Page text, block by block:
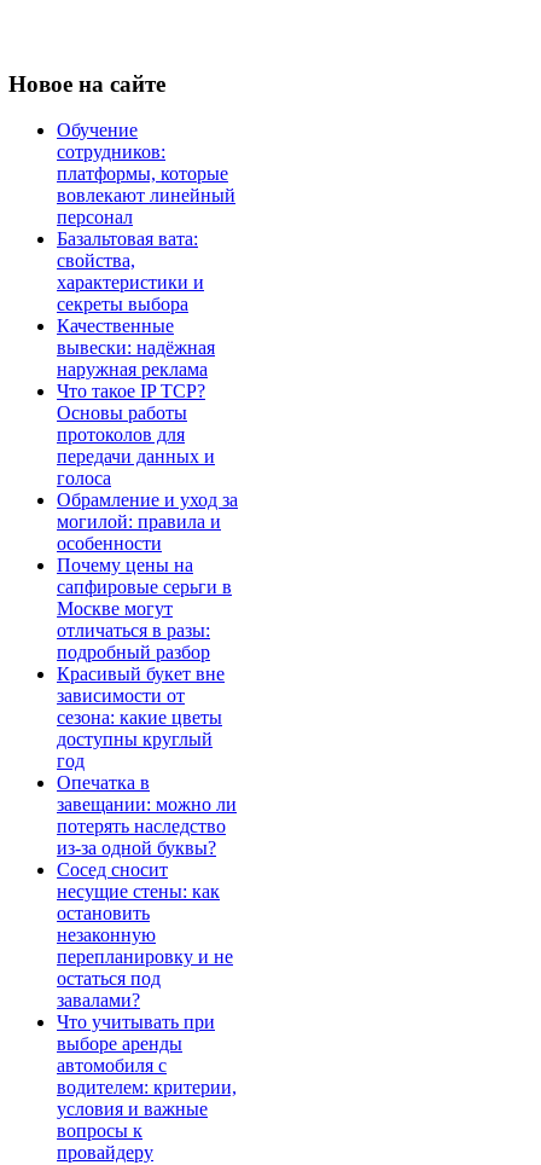
Новое на сайте
Обучение
сотрудников:
платформы, которые
вовлекают линейный
персонал
Базальтовая вата:
свойства,
характеристики и
секреты выбора
Качественные
вывески: надёжная
наружная реклама
Что такое IP TCP?
Основы работы
протоколов для
передачи данных и
голоса
Обрамление и уход за
могилой: правила и
особенности
Почему цены на
сапфировые серьги в
Москве могут
отличаться в разы:
подробный разбор
Красивый букет вне
зависимости от
сезона: какие цветы
доступны круглый
год
Опечатка в
завещании: можно ли
потерять наследство
из-за одной буквы?
Сосед сносит
несущие стены: как
остановить
незаконную
перепланировку и не
остаться под
завалами?
Что учитывать при
выборе аренды
автомобиля с
водителем: критерии,
условия и важные
вопросы к
провайдеру